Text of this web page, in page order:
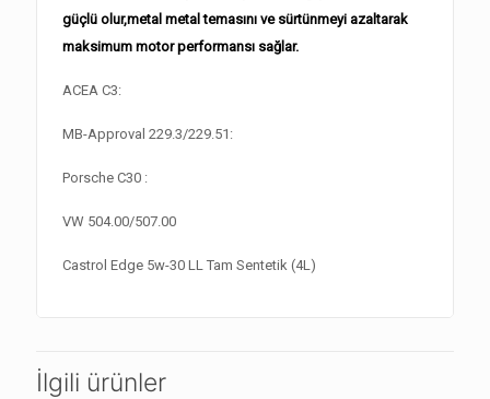
güçlü olur,metal metal temasını ve sürtünmeyi azaltarak
maksimum motor performansı sağlar.
ACEA C3:
MB-Approval 229.3/229.51:
Porsche C30 :
VW 504.00/507.00
Castrol Edge 5w-30 LL Tam Sentetik (4L)
İlgili ürünler